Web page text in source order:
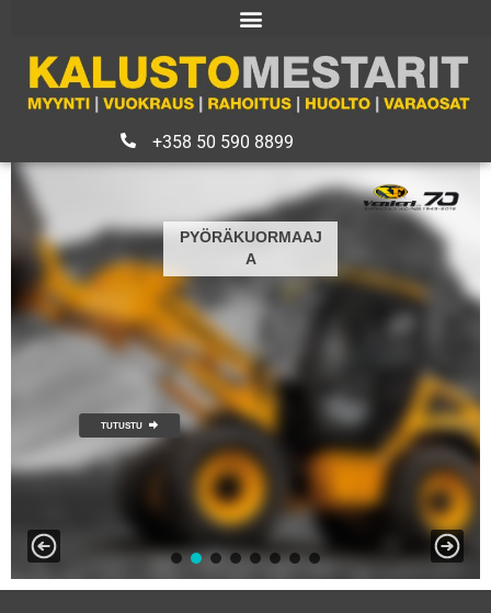
+358 50 590 8899
PYÖRÄKUORMAAJ
A
TUTUSTU